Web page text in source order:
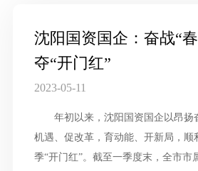
沈阳国资国企：奋战“
夺“开门红”
2023-05-11
年初以来，沈阳国资国企以昂扬
机遇、促改革，育动能、开新局，顺
季“开门红”。截至一季度末，全市市